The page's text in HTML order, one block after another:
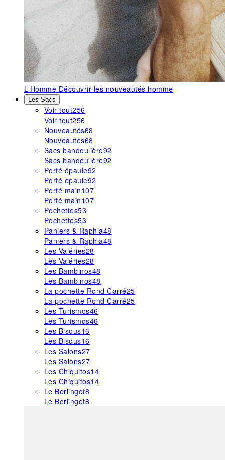
L'Homme Découvrir les nouveautés homme
Les Sacs
Voir tout256
Voir tout256
Nouveautés68
Nouveautés68
Sacs bandoulière92
Sacs bandoulière92
Porté épaule92
Porté épaule92
Porté main107
Porté main107
Pochettes53
Pochettes53
Paniers & Raphia48
Paniers & Raphia48
Les Valéries28
Les Valéries28
Les Bambinos48
Les Bambinos48
La pochette Rond Carré25
La pochette Rond Carré25
Les Turismos46
Les Turismos46
Les Bisous16
Les Bisous16
Les Salons27
Les Salons27
Les Chiquitos14
Les Chiquitos14
Le Berlingot8
Le Berlingot8